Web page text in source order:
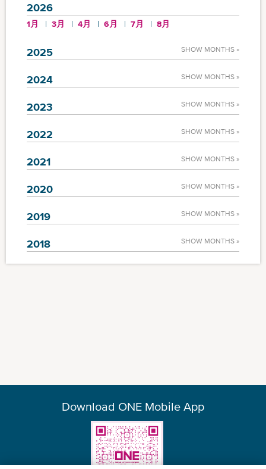
2026
1月 3月 4月 6月 7月 8月
2025 SHOW MONTHS »
2024 SHOW MONTHS »
2023 SHOW MONTHS »
2022 SHOW MONTHS »
2021 SHOW MONTHS »
2020 SHOW MONTHS »
2019 SHOW MONTHS »
2018 SHOW MONTHS »
Download ONE Mobile App